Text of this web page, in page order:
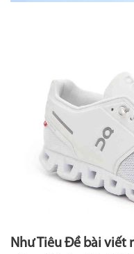
Như Tiêu Đề bài viết